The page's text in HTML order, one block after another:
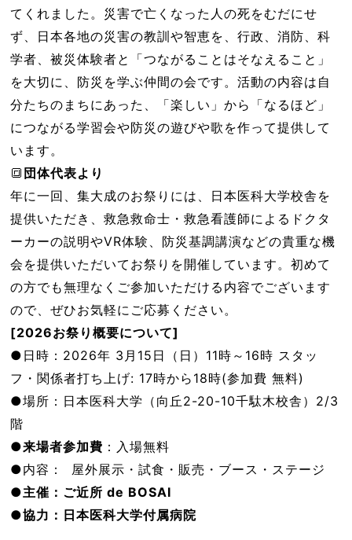
てくれました。災害で亡くなった人の死をむだにせ
ず、日本各地の災害の教訓や智恵を、行政、消防、科
学者、被災体験者と「つながることはそなえること」
を大切に、防災を学ぶ仲間の会です。活動の内容は自
分たちのまちにあった、「楽しい」から「なるほど」
につながる学習会や防災の遊びや歌を作って提供して
います。
🔳 団体代表より
年に一回、集大成のお祭りには、日本医科大学校舎を
提供いただき、救急救命士・救急看護師によるドクタ
ーカーの説明やVR体験、防災基調講演などの貴重な機
会を提供いただいてお祭りを開催しています。初めて
の方でも無理なくご参加いただける内容でございます
ので、ぜひお気軽にご応募ください。
[2026お祭り概要について]
●日時：2026年 3月15日（日）11時～16時 スタッ
フ・関係者打ち上げ: 17時から18時(参加費 無料)
●場所：日本医科大学（向丘2-20-10千駄木校舎）2/3
階
●来場者参加費 ：入場無料
●内容： 屋外展示・試食・販売・ブース・ステージ
●主催：ご近所 de BOSAI
●協力：日本医科大学付属病院